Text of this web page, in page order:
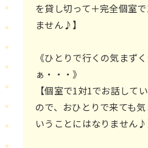
を貸し切って＋完全個室
ません♪】
《ひとりで行くの気まず
ぁ・・・》
【個室で1対1でお話して
ので、おひとりで来ても
いうことにはなりません